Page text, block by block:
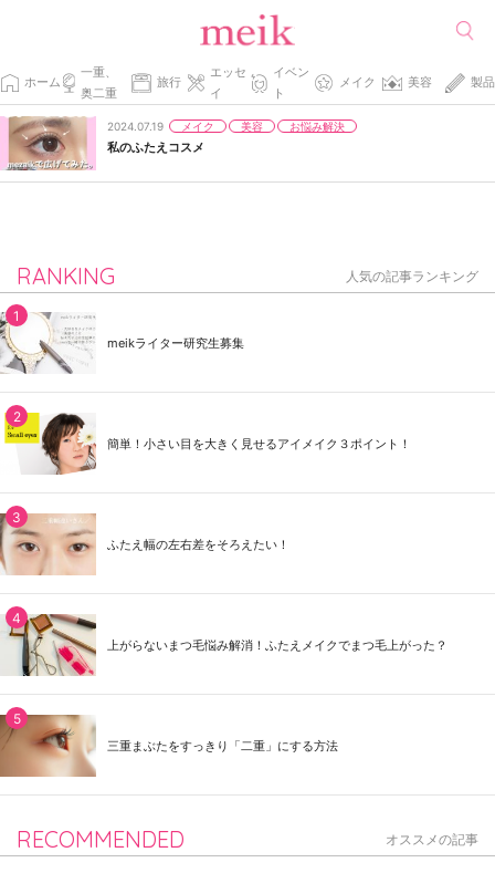
ホーム
一重、
奥二重
旅行
エッセ
イ
イベン
ト
メイク 美容 製品
2024.07.19 メイク 美容 お悩み解決
私のふたえコスメ
RANKING 人気の記事ランキング
meikライター研究生募集
簡単！小さい目を大きく見せるアイメイク３ポイント！
ふたえ幅の左右差をそろえたい！
上がらないまつ毛悩み解消！ふたえメイクでまつ毛上がった？
三重まぶたをすっきり「二重」にする方法
RECOMMENDED オススメの記事